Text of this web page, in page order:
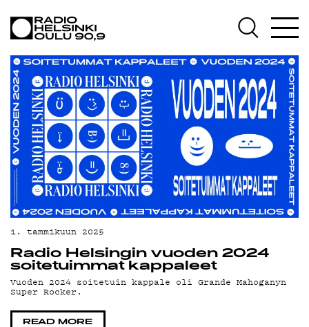
AJANKOHTAISTA
OHJELMAT
TEKIJÄT
ON-DEMAND
PODCAST
MAINOSTA
YHTEYSTIEDOT
G LIVELAB
YSTÄVÄKLUBI
TIETOSUOJA
1. tammikuun 2025
Radio Helsingin vuoden 2024
soitetuimmat kappaleet
Vuoden 2024 soitetuin kappale oli Grande Mahoganyn
Super Rocker.
READ MORE